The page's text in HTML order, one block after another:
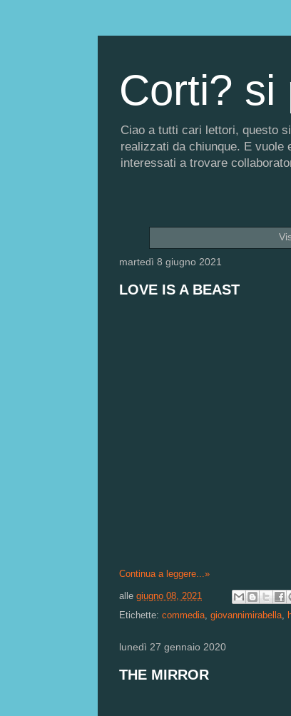
Corti? si
Ciao a tutti cari lettori, questo
realizzati da chiunque. E
interessati a trovare
martedì 8 giugno 2021
LOVE IS A BEAST
Continua a leggere...»
alle giugno 08, 2021
Etichette: commedia giovannimirabella
lunedì 27 gennaio 2020
THE MIRROR